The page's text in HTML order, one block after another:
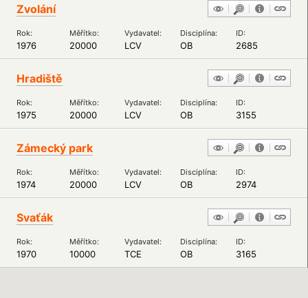
Zvolání
Rok: Měřítko: Vydavatel: Disciplína: ID:
1976 20000 LCV OB 2685
Hradiště
Rok: Měřítko: Vydavatel: Disciplína: ID:
1975 20000 LCV OB 3155
Zámecký park
Rok: Měřítko: Vydavatel: Disciplína: ID:
1974 20000 LCV OB 2974
Svaťák
Rok: Měřítko: Vydavatel: Disciplína: ID:
1970 10000 TCE OB 3165